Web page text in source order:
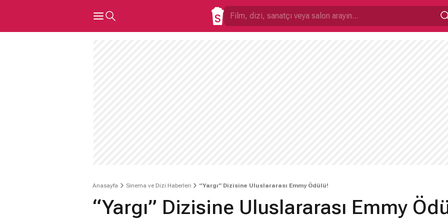
Anasayfa Sinema ve Dizi Haberleri “Yargı” Dizisine Uluslararası Emmy Ödülü!
“Yargı” Dizisine Uluslararası Emmy